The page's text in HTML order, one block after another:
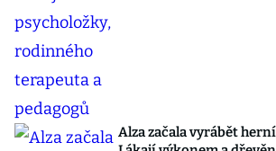
Alza začala vyrábět